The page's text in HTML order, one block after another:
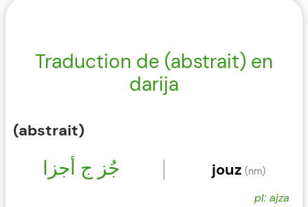
Traduction de (abstrait) en
darija
(abstrait)
جُز ج أجزا jouz (nm)
pl: ajza